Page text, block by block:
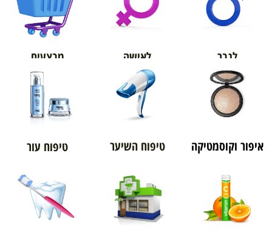
אורטופדיה
לגבר לאישה מבצעים
איפור וקוסמטיקה טיפוח השיער טיפוח עור